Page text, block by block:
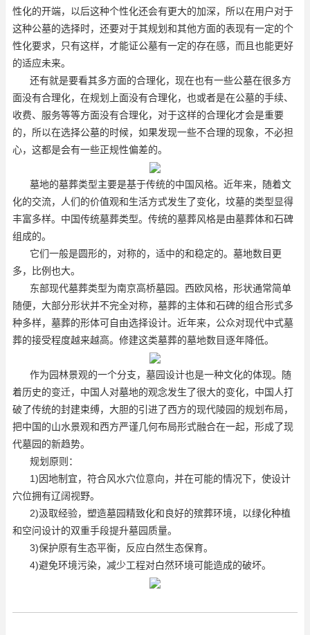
性化的开端，以后这种个性化还会有更大的加深，所以在用户对于
这种公墓的选择时，还要对于其规划和其他方面的表现有一定的个
性化要求，只有这样，才能证公墓有一定的存在感，而且也能更好
的适应未来。
还有就是要看其多方面的合理化，现在也有一些公墓在很多方
面没有合理化，在规划上面没有合理化，也或者是在公墓的手续、
收费、服务等等方面没有合理化，对于这样的合理化才会是重要
的，所以在选择公墓的时候，如果发现一些不合理的现象，不必担
心，这都是会有一些正规性偏差的。
墓地的墓葬类型主要是基于传统的中国风格。近年来，随着文
化的交流，人们的价值观和生活方式发生了变化，坟墓的类型显得
丰富多样。中国传统墓葬类型。传统的墓葬风格是由墓葬体和石碑
组成的。
它们一般是圆形的，对称的，适中的和稳定的。墓地数目更
多，比例也大。
东部现代墓葬类型为南京高桥墓园。西欧风格，形状通常简单
随便，大部分形状并不完全对称，墓葬的主体和石碑的组合形式多
种多样，墓葬的形体可自由选择设计。近年来，公众对现代中式墓
葬的接受程度越来越高。修建这类墓葬的墓地数目逐年降低。
作为园林景观的一个分支，墓园设计也是一种文化的体现。随
着历史的变迁，中国人对墓地的观念发生了很大的变化，中国人打
破了传统的封建束缚，大胆的引进了西方的现代陵园的规划布局，
把中国的山水景观和西方严谨几何布局形式融合在一起，形成了现
代墓园的新趋势。
规划原则：
1)因地制宜，符合风水穴位意向，并在可能的情况下，使设计
穴位拥有辽阔视野。
2)汲取经验，塑造墓园精致化和良好的殡葬环境，以绿化种植
和空问设计的双重手段提升墓园质量。
3)保护原有生态平衡，反应白然生态保育。
4)避免环境污染，减少工程对白然环境可能造成的破坏。